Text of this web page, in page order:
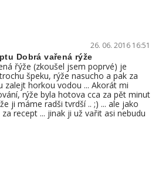
26. 06. 2016 16:51
Dobrá vařená rýže
řýže (zkoušel jsem poprvé) je
špeku, rýže nasucho a pak za
zalejt horkou vodou ... Akorát mi
rýže byla hotova cca za pět minut
ji máme radši tvrdší .. ;) ... ale jako
recept ... jinak ji už vařit asi nebudu